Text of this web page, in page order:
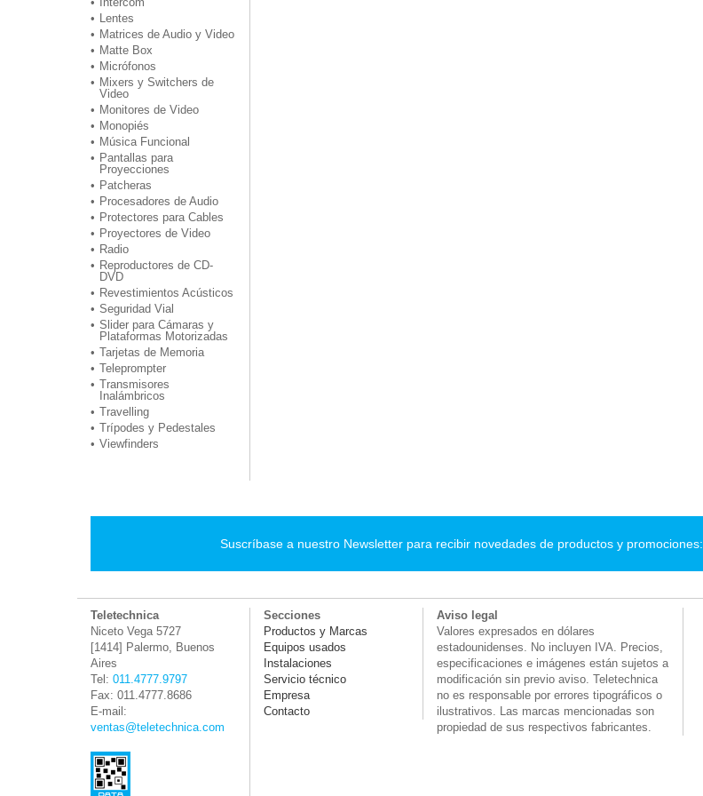
Lentes
Matrices de Audio y Video
Matte Box
Micrófonos
Mixers y Switchers de
Video
Monitores de Video
Monopiés
Música Funcional
Pantallas para
Proyecciones
Patcheras
Procesadores de Audio
Protectores para Cables
Proyectores de Video
Radio
Reproductores de CD-
DVD
Revestimientos Acústicos
Seguridad Vial
Slider para Cámaras y
Plataformas Motorizadas
Tarjetas de Memoria
Teleprompter
Transmisores
Inalámbricos
Travelling
Trípodes y Pedestales
Viewfinders
Suscríbase a nuestro Newsletter para recibir novedades de productos y promociones:
Teletechnica
Niceto Vega 5727
[1414] Palermo, Buenos
Aires
Tel: 011.4777.9797
Fax: 011.4777.8686
E-mail:
ventas@teletechnica.com
Secciones
Productos y Marcas
Equipos usados
Instalaciones
Servicio técnico
Empresa
Contacto
Aviso legal
Valores expresados en dólares
estadounidenses. No incluyen IVA. Precios,
especificaciones e imágenes están sujetos a
modificación sin previo aviso. Teletechnica
no es responsable por errores tipográficos o
ilustrativos. Las marcas mencionadas son
propiedad de sus respectivos fabricantes.